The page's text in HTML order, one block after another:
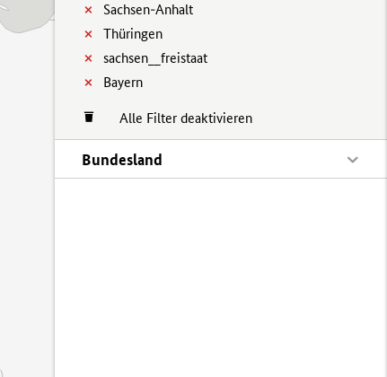
Sachsen-Anhalt
Thüringen
sachsen__freistaat
Bayern
Alle Filter deaktivieren
Bundesland